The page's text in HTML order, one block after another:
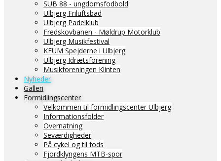
SUB 88 - ungdomsfodbold
Ulbjerg Friluftsbad
Ulbjerg Padelklub
Fredskovbanen - Møldrup Motorklub
Ulbjerg Musikfestival
KFUM Spejderne i Ulbjerg
Ulbjerg Idrætsforening
Musikforeningen Klinten
Nyheder
Galleri
Formidlingscenter
Velkommen til formidlingscenter Ulbjerg
Informationsfolder
Overnatning
Seværdigheder
På cykel og til fods
Fjordklyngens MTB-spor